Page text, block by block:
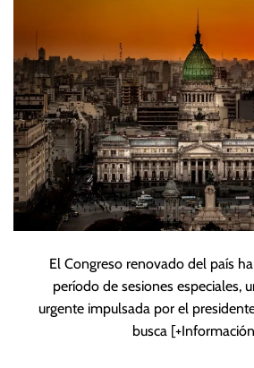
El Congreso renovado del país
período de sesiones especiales,
urgente impulsada por el
busca